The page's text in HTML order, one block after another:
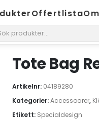
Offertlista
Tote Bag
Artikelnr: 04189280
Kategorier:Accessoarer,
Etikett: Specialdesign